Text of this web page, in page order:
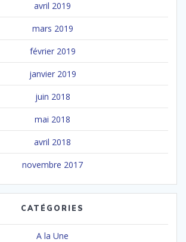
avril 2019
mars 2019
février 2019
janvier 2019
juin 2018
mai 2018
avril 2018
novembre 2017
CATÉGORIES
A la Une